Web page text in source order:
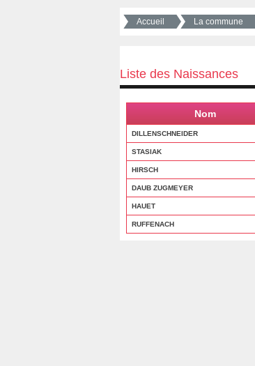
Accueil La commune
Liste des Naissances
Nom
DILLENSCHNEIDER
STASIAK
HIRSCH
DAUB ZUGMEYER
HAUET
RUFFENACH